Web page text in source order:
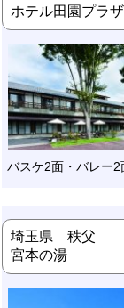
ホテル田園プラザ
バスケ2面・バレー2
埼玉県 秩父
宮本の湯